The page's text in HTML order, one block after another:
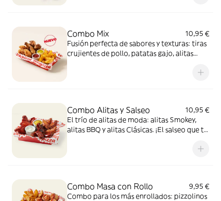
Combo Mix
10,95 €
Fusión perfecta de sabores y texturas: tiras
crujientes de pollo, patatas gajo, alitas
Combo Alitas y Salseo
10,95 €
El trío de alitas de moda: alitas Smokey,
alitas BBQ y alitas Clásicas. ¡El salseo que tu
Combo Masa con Rollo
9,95 €
Combo para los más enrollados: pizzolinos